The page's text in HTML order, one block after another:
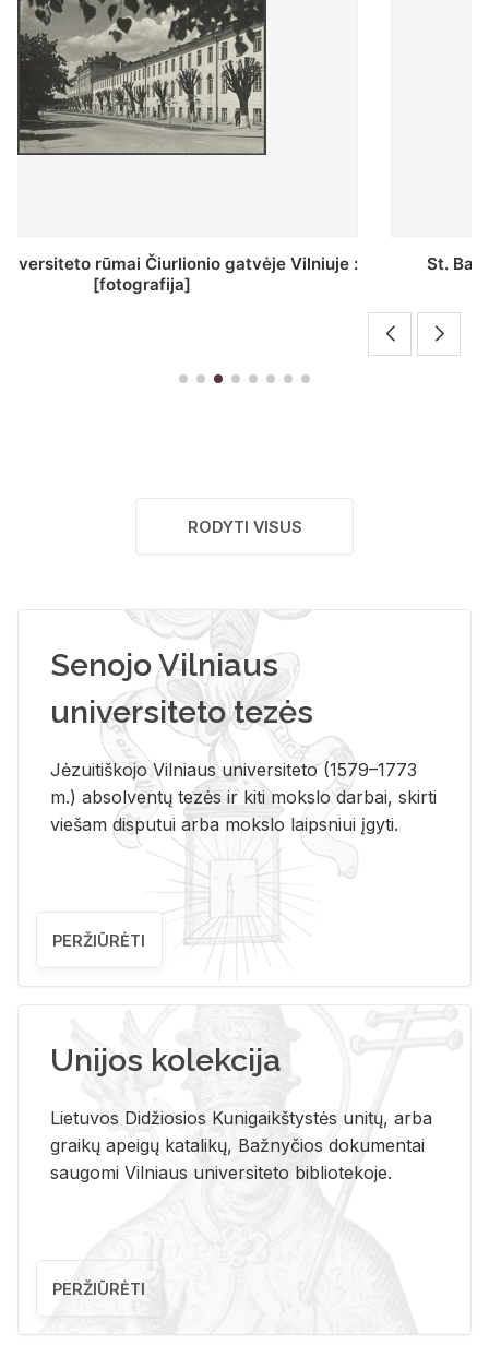
St. Batoro universiteto J. Pilsudskio kolegija :
RODYTI VISUS
Senojo Vilniaus
universiteto tezės
Jėzuitiškojo Vilniaus universiteto (1579–1773
m.) absolventų tezės ir kiti mokslo darbai, skirti
viešam disputui arba mokslo laipsniui įgyti.
PERŽIŪRĖTI
Unijos kolekcija
Lietuvos Didžiosios Kunigaikštystės unitų, arba
graikų apeigų katalikų, Bažnyčios dokumentai
saugomi Vilniaus universiteto bibliotekoje.
PERŽIŪRĖTI